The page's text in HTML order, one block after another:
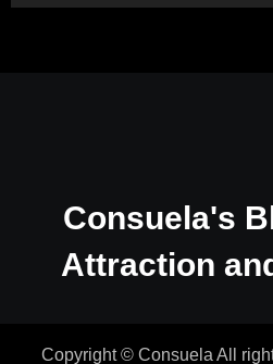
Consuela's
Attraction
Copyright © Consuela All